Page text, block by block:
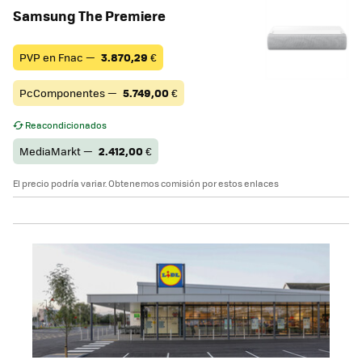
Samsung The Premiere
PVP en Fnac — 3.870,29 €
PcComponentes — 5.749,00€
Reacondicionados
MediaMarkt — 2.412,00€
El precio podría variar. Obtenemos comisión por estos enlaces